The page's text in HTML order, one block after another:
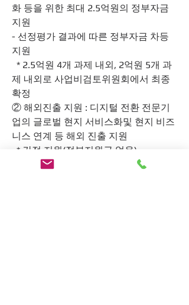
화 등을 위한 최대 2.5억원의 정부자금
지원
- 선정평가 결과에 따른 정부자금 차등
지원
제 내외로 사업비검토위원회에서 최종
확정
② 해외진출 지원 : 디지털 전환 전문기
업의 글로벌 현지 서비스화및 현지 비즈
니스 연계 등 해외 진출 지원
  * 간접 지원(정부지원금 없음)
③ 보급ㆍ확산 지원 : 디지털 전환 솔루